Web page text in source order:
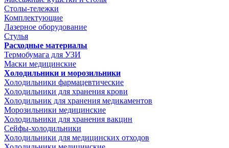
Столы-тележки
Комплектующие
Лазерное оборудование
Стулья
Расходные материалы
Термобумага для УЗИ
Маски медицинские
Холодильники и морозильники
Холодильники фармацевтические
Холодильники для хранения крови
Холодильник для хранения медикаментов
Морозильники медицинские
Холодильники для хранения вакцин
Сейфы-холодильники
Холодильники для медицинских отходов